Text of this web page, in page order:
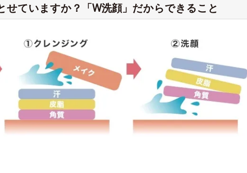
せていますか？「W洗顔」だからできること